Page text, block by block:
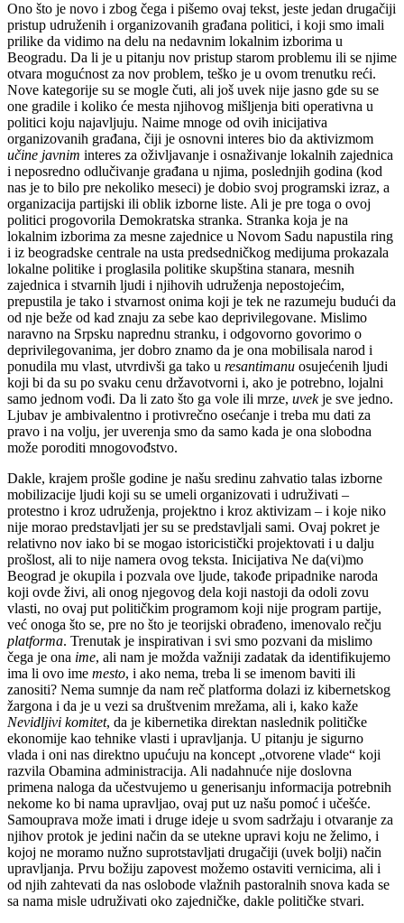
Ono što je novo i zbog čega i pišemo ovaj tekst, jeste jedan drugačiji
pristup udruženih i organizovanih građana politici, i koji smo imali
prilike da vidimo na delu na nedavnim lokalnim izborima u
Beogradu. Da li je u pitanju nov pristup starom problemu ili se njime
otvara mogućnost za nov problem, teško je u ovom trenutku reći.
Nove kategorije su se mogle čuti, ali još uvek nije jasno gde su se
one gradile i koliko će mesta njihovog mišljenja biti operativna u
politici koju najavljuju. Naime mnoge od ovih inicijativa
organizovanih građana, čiji je osnovni interes bio da aktivizmom
učine javnim interes za oživljavanje i osnaživanje lokalnih zajednica
i neposredno odlučivanje građana u njima, poslednjih godina (kod
nas je to bilo pre nekoliko meseci) je dobio svoj programski izraz, a
organizacija partijski ili oblik izborne liste. Ali je pre toga o ovoj
politici progovorila Demokratska stranka. Stranka koja je na
lokalnim izborima za mesne zajednice u Novom Sadu napustila ring
i iz beogradske centrale na usta predsedničkog medijuma prokazala
lokalne politike i proglasila politike skupština stanara, mesnih
zajednica i stvarnih ljudi i njihovih udruženja nepostojećim,
prepustila je tako i stvarnost onima koji je tek ne razumeju budući da
od nje beže od kad znaju za sebe kao deprivilegovane. Mislimo
naravno na Srpsku naprednu stranku, i odgovorno govorimo o
deprivilegovanima, jerdobro znamo da je ona mobilisala narod i
ponudila mu vlast, utvrdivši ga tako u resantimanu osujećenih ljudi
koji bi da su po svaku cenu državotvorni i, ako je potrebno, lojalni
samo jednom vođi. Da li zato što ga vole ili mrze, uvekje sve jedno.
Ljubav je ambivalentno i protivrečno osećanje i treba mu dati za
pravo i na volju, jer uverenja smo da samo kada je ona slobodna
može poroditi mnogovođstvo.
Dakle, krajem prošle godine je našu sredinu zahvatio talas izborne
mobilizacije ljudi koji su se umeli organizovati i udruživati –
protestno i kroz udruženja, projektno i kroz aktivizam – i koje niko
nije morao predstavljati jer su se predstavljali sami. Ovaj pokret je
relativno nov iako bi se mogao istoricistički projektovati i u dalju
prošlost, ali to nije namera ovog teksta. Inicijativa Ne da(vi)mo
Beograd je okupila i pozvala ove ljude, takođe pripadnike naroda
koji ovde živi, ali onog njegovog dela koji nastoji da odoli zovu
vlasti, no ovaj put političkim programom koji nije program partije,
već onoga što se, pre no što je teorijski obrađeno, imenovalo rečju
platforma. Trenutak je inspirativan i svi smo pozvani da mislimo
čega je ona ime, ali nam je možda važniji zadatak da identifikujemo
ima li ovo ime mesto, i ako nema, treba li se imenom baviti ili
zanositi? Nema sumnje da nam reč platforma dolazi iz kibernetskog
žargona i da je u vezi sa društvenim mrežama, ali i, kako kaže
Nevidljivi komitet, da je kibernetika direktan naslednik političke
ekonomije kao tehnike vlasti i upravljanja. U pitanju je sigurno
vlada i oni nas direktno upućuju na koncept „otvorene vlade“ koji
razvila Obamina administracija. Ali nadahnuće nije doslovna
primena naloga da učestvujemo u generisanju informacija potrebnih
nekome ko bi nama upravljao, ovaj put uz našu pomoć i učešće.
Samouprava može imati i druge ideje u svom sadržaju i otvaranje za
njihov protok je jedini način da se utekne upravi koju ne želimo, i
kojoj ne moramo nužno suprotstavljati drugačiji (uvek bolji) način
upravljanja. Prvu božiju zapovest možemo ostaviti vernicima, ali i
od njih zahtevati da nas oslobode vlažnih pastoralnih snova kada se
sa nama misle udruživati oko zajedničke, dakle političke stvari.